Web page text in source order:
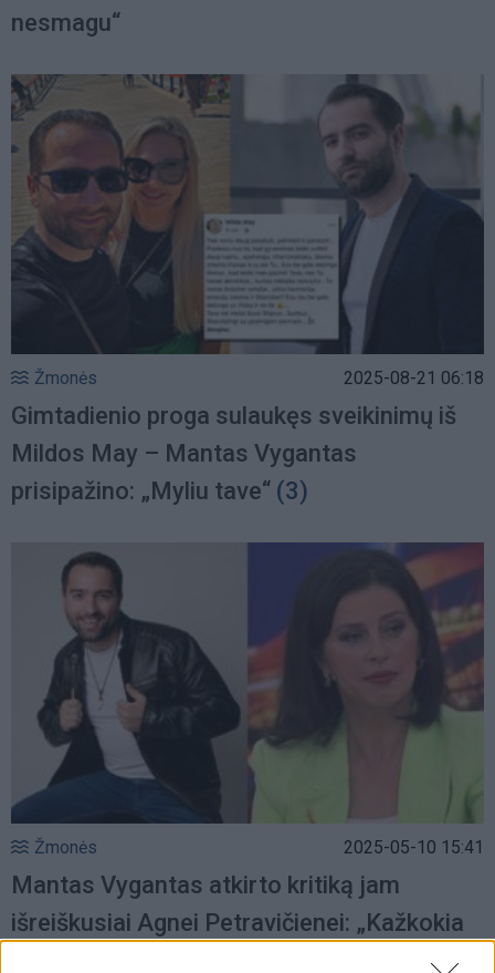
nesmagu“
Žmonės 2025-08-21 06:18
Gimtadienio proga sulaukęs sveikinimų iš
Mildos May – Mantas Vygantas
prisipažino: „Myliu tave“ (3)
Žmonės 2025-05-10 15:41
Mantas Vygantas atkirto kritiką jam
išreiškusiai Agnei Petravičienei: „Kažkokia